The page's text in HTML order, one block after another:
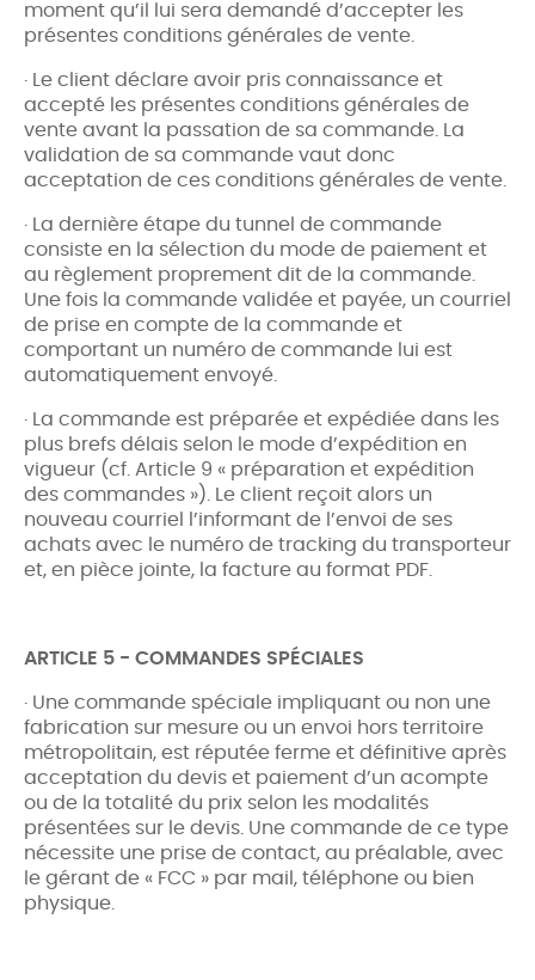
moment qu’il lui sera demandé d’accepter les
présentes conditions générales de vente.
· Le client déclare avoir pris connaissance et
accepté les présentes conditions générales de
vente avant la passation de sa commande. La
validation de sa commande vaut donc
acceptation de ces conditions générales de vente.
· La dernière étape du tunnel de commande
consiste en la sélection du mode de paiement et
au règlement proprement dit de la commande.
Une fois la commande validée et payée, un courriel
de prise en compte de la commande et
comportant un numéro de commande lui est
automatiquement envoyé.
· La commande est préparée et expédiée dans les
plus brefs délais selon le mode d’expédition en
vigueur (cf. Article 9 « préparation et expédition
des commandes »). Le client reçoit alors un
nouveau courriel l’informant de l’envoi de ses
achats avec le numéro de tracking du transporteur
et, en pièce jointe, la facture au format PDF.
ARTICLE 5 - COMMANDES SPÉCIALES
· Une commande spéciale impliquant ou non une
fabrication sur mesure ou un envoi hors territoire
métropolitain, est réputée ferme et définitive après
acceptation du devis et paiement d’un acompte
ou de la totalité du prix selon les modalités
présentées sur le devis. Une commande de ce type
nécessite une prise de contact, au préalable, avec
le gérant de « FCC » par mail, téléphone ou bien
physique.